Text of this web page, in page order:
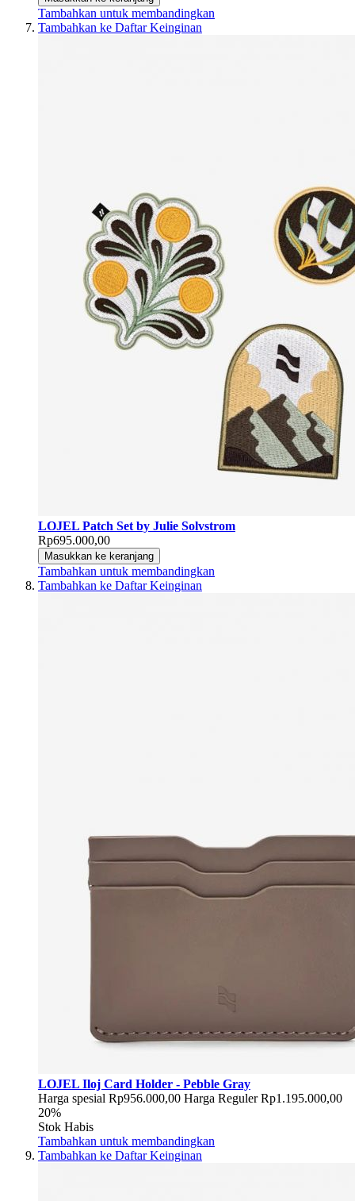
Tambahkan untuk membandingkan
Tambahkan ke Daftar Keinginan
LOJEL Patch Set by Julie Solvstrom
Rp695.000,00
Masukkan ke keranjang
Tambahkan untuk membandingkan
Tambahkan ke Daftar Keinginan
LOJEL Iloj Card Holder - Pebble Gray
Harga spesial Rp956.000,00 Harga Reguler Rp1.195.000,00
20%
Stok Habis
Tambahkan untuk membandingkan
Tambahkan ke Daftar Keinginan